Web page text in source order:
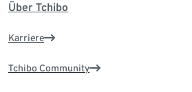
Über Tchibo
Karriere
Tchibo Community